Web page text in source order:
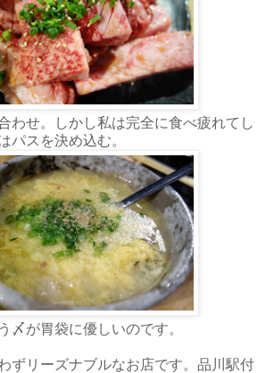
わせ。しかし私は完全に食べ疲れてし
パスを決め込む。
〆が胃袋に優しいのです。
ずリーズナブルなお店です。品川駅付